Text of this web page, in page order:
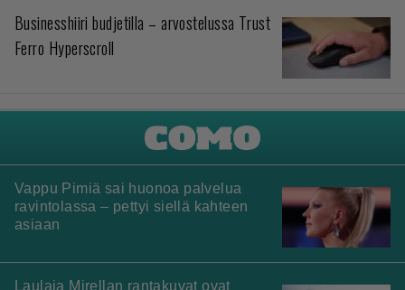
Businesshiiri budjetilla – arvostelussa Trust
Ferro Hyperscroll
Vappu Pimiä sai huonoa palvelua
ravintolassa – pettyi siellä kahteen
asiaan
Laulaja Mirellan rantakuvat ovat